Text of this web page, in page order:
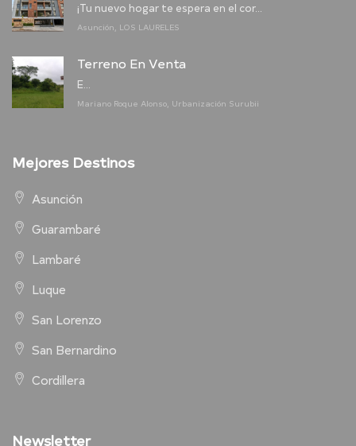
¡Tu nuevo hogar te espera en el cor...
Asunción, LOS LAURELES
Terreno En Venta
E...
Mariano Roque Alonso, Urbanización Surubii
Mejores Destinos
Asunción
Guarambaré
Lambaré
Luque
San Lorenzo
San Bernardino
Cordillera
Newsletter